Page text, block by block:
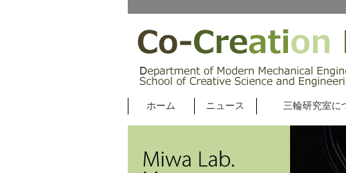
ホーム ニュース 三輪研究室に